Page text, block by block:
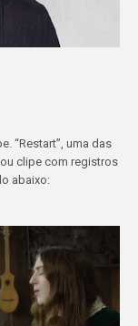
“Restart”, uma das
clipe com registros
abaixo: